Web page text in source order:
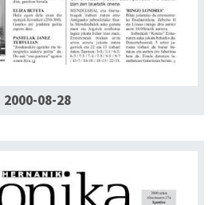
2000-08-28